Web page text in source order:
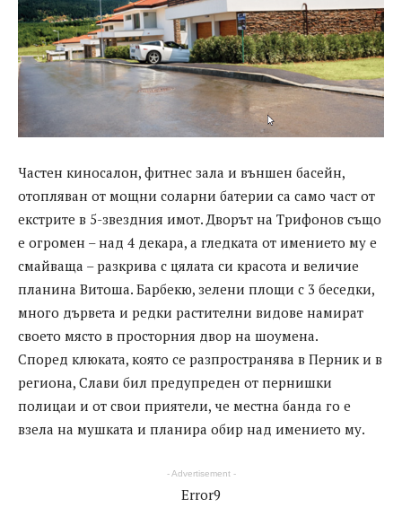
Частен киносалон, фитнес зала и външен басейн,
отопляван от мощни соларни батерии са само част от
екстрите в 5-звездния имот. Дворът на Трифонов също
е огромен – над 4 декара, а гледката от имението му е
смайваща – разкрива с цялата си красота и величие
планина Витоша. Барбекю, зелени площи с 3 беседки,
много дървета и редки растителни видове намират
своето място в просторния двор на шоумена.
Според клюката, която се разпространява в Перник и в
региона, Слави бил предупреден от пернишки
полицаи и от свои приятели, че местна банда го е
взела на мушката и планира обир над имението му.
- Advertisement -
Error9